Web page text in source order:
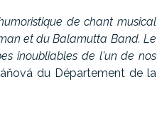
de chant musical
et du Balamutta Band. Le
inoubliables de l'un de nos
du Département de la